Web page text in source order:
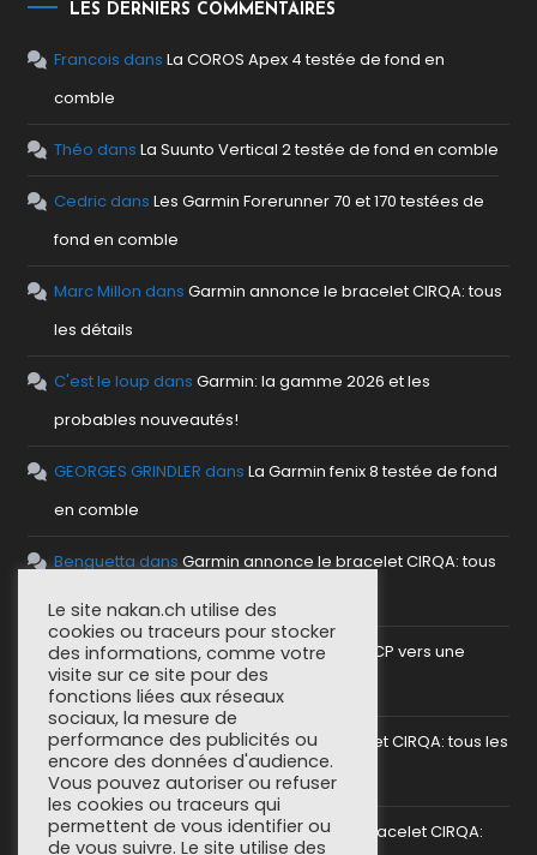
LES DERNIERS COMMENTAIRES
Francois dansLa COROS Apex 4 testée de fond en
comble
Théo dansLa Suunto Vertical 2 testée de fond en comble
CedricdansLes Garmin Forerunner 70 et 170 testées de
fond en comble
Marc Millon dansGarmin annonce le bracelet CIRQA: tous
les détails
C'est le loup dansGarmin: la gamme 2026 et les
probables nouveautés!
GEORGES GRINDLER dansLa Garmin fenix 8 testée de fond
en comble
Benguetta dansGarmin annonce le bracelet CIRQA: tous
les détails
anthodansMettre en place un serveur MCP vers une
plateforme sportive
SoCorsudans Garmin annonce le bracelet CIRQA: tous les
détails
greg (nakan)dansGarmin annonce le bracelet CIRQA:
Le site nakan.ch utilise des
cookies ou traceurs pour stocker
des informations, comme votre
visite sur ce site pour des
fonctions liées aux réseaux
sociaux, la mesure de
performance des publicités ou
encore des données d'audience.
Vous pouvez autoriser ou refuser
les cookies ou traceurs qui
permettent de vous identifier ou
de vous suivre. Le site utilise des